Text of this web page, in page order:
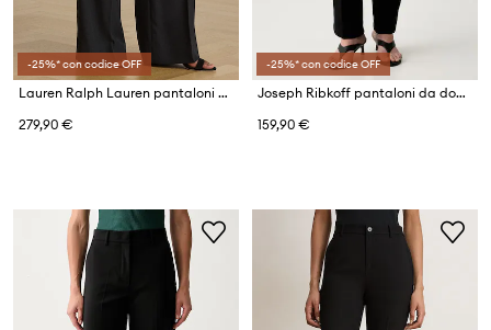
-25%* con codice OFF
Lauren Ralph Lauren pantaloni straight da donna
279,90 €
-25%* con codice OFF
Joseph Ribkoff pantaloni da donna
159,90 €